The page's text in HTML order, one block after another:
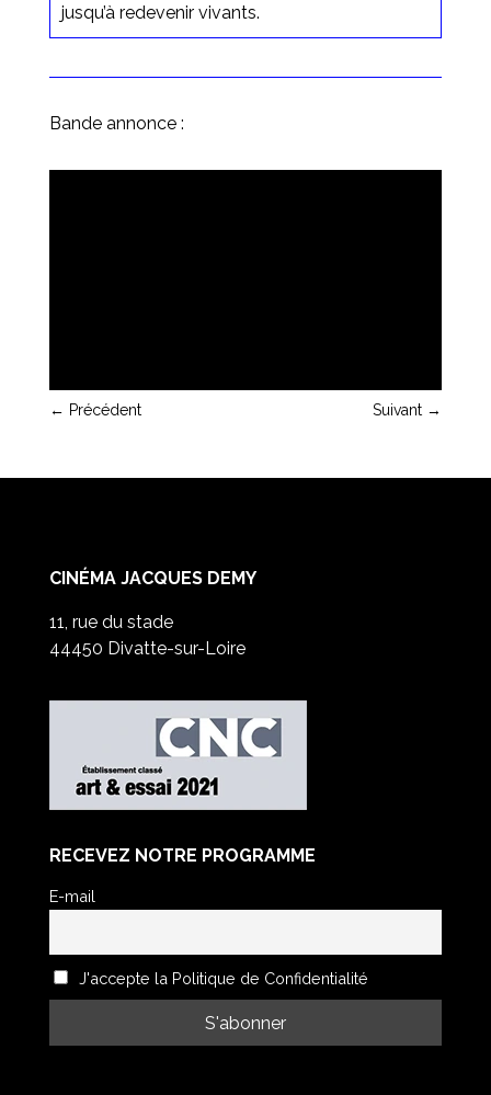
jusqu’à redevenir vivants.
Bande annonce :
← Précédent Suivant →
CINÉMA JACQUES DEMY
11, rue du stade
44450 Divatte-sur-Loire
RECEVEZ NOTRE PROGRAMME
E-mail
J'accepte la Politique de Confidentialité